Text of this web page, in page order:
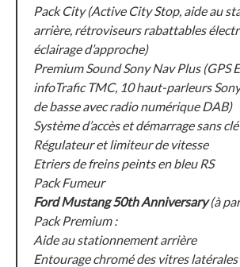
Pack City (Active City Stop, aide au
arrière, rétroviseurs rabattables
éclairage d’approche)
Premium Sound Sony Nav Plus (GPS
infoTrafic TMC, 10 haut-parleurs
de basse avec radio numérique DAB)
Système d’accès et démarrage sans
Régulateur et limiteur de vitesse
Etriers de freins peints en bleu RS
Pack Fumeur
Ford Mustang 50th Anniversary(à
Pack Premium :
Aide au stationnement arrière
Entourage chromé des vitres latérales